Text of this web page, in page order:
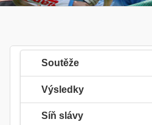
Soutěže
Výsledky
Síň slávy